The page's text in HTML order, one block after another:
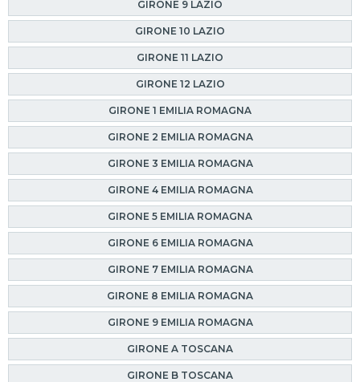
GIRONE 9 LAZIO
GIRONE 10 LAZIO
GIRONE 11 LAZIO
GIRONE 12 LAZIO
GIRONE 1 EMILIA ROMAGNA
GIRONE 2 EMILIA ROMAGNA
GIRONE 3 EMILIA ROMAGNA
GIRONE 4 EMILIA ROMAGNA
GIRONE 5 EMILIA ROMAGNA
GIRONE 6 EMILIA ROMAGNA
GIRONE 7 EMILIA ROMAGNA
GIRONE 8 EMILIA ROMAGNA
GIRONE 9 EMILIA ROMAGNA
GIRONE A TOSCANA
GIRONE B TOSCANA